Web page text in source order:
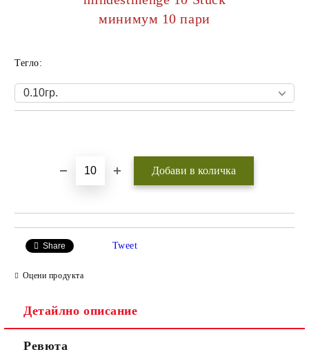
минимум 10 пари
Тегло:
Share Tweet
Оцени продукта
Детайлно описание
Ревюта